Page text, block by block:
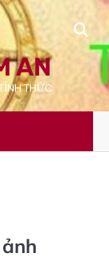
AN
THỨC